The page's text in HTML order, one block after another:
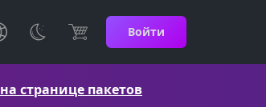
Войти
на странице пакетов